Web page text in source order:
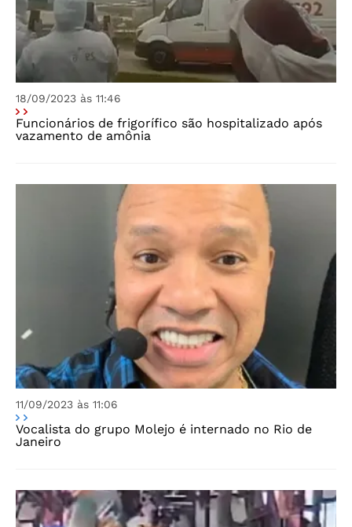
18/09/2023 às 11:46
Funcionários de frigorífico são hospitalizado após
vazamento de amônia
11/09/2023 às 11:06
Vocalista do grupo Molejo é internado no Rio de
Janeiro